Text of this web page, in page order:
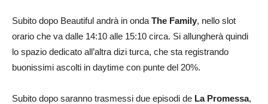
Subito dopo Beautiful andrà in onda The Family, nello slot
orario che va dalle 14:10 alle 15:10 circa. Si allungherà quindi
lo spazio dedicato all’altra dizi turca, che sta registrando
buonissimi ascolti in daytime con punte del 20%.
Subito dopo saranno trasmessi due episodi de La Promessa,